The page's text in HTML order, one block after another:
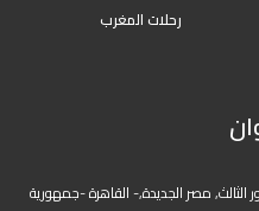
رحلات المغرب
تيسير , الدور الثالث, مصر الجديدة,- القاهرة -جمهورية